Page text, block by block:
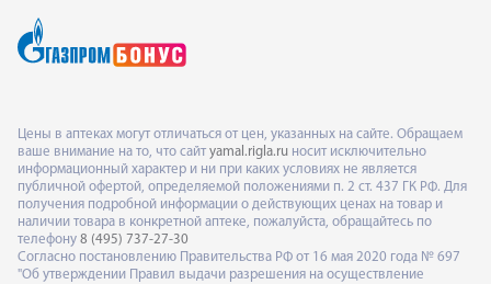
Цены в аптеках могут отличаться от цен, указанных на сайте. Обращаем
ваше внимание на то, что сайт yamal.rigla.ru носит исключительно
информационный характер и ни при каких условиях не является
публичной офертой, определяемой положениями п. 2 ст. 437 ГК РФ. Для
получения подробной информации о действующих ценах на товар и
наличии товара в конкретной аптеке, пожалуйста, обращайтесь по
телефону 8 (495) 737-27-30
Согласно постановлению Правительства РФ от 16 мая 2020 года № 697
"Об утверждении Правил выдачи разрешения на осуществление